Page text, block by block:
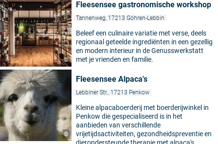
©
Fleesensee gastronomische workshop
Tannenweg, 17213 Göhren-Lebbin
Beleef een culinaire variatie met verse, deels
regionaal geteelde ingrediënten in een gezellig
en modern interieur in de Genusswerkstatt
met je vrienden en familie.
©
Fleesensee Alpaca's
Lebbiner Str., 17213 Penkow
Kleine alpacaboerderij met boerderijwinkel in
Penkow die gespecialiseerd is in het
aanbieden van verschillende
vrijetijdsactiviteiten, gezondheidspreventie en
dierondersteunde therapie met alpaca's.